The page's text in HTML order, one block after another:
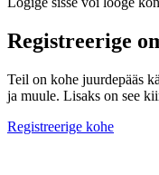
Registreerige
Teil on kohe juurdepääs
ja muule. Lisaks on see
Registreerige kohe